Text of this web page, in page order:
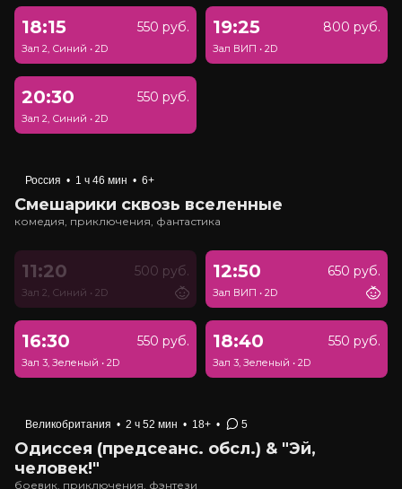
18:15 550 руб.
Зал 2, Синий • 2D
19:25 800 руб.
Зал ВИП • 2D
20:30 550 руб.
Зал 2, Синий • 2D
Россия • 1 ч 46 мин • 6+
Смешарики сквозь вселенные
комедия, приключения, фантастика
11:20 500 руб.
Зал 2, Синий • 2D
12:50 650 руб.
Зал ВИП • 2D
16:30 550 руб.
Зал 3, Зеленый • 2D
18:40 550 руб.
Зал 3, Зеленый • 2D
Великобритания • 2 ч 52 мин • 18+ • 5
Одиссея (предсеанс. обсл.) & "Эй,
человек!"
боевик, приключения, фэнтези